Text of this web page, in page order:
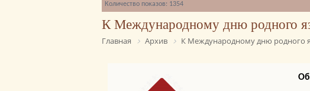
Количество показов: 1354
К Международному дню родного
Главная Архив К Международному дню родного